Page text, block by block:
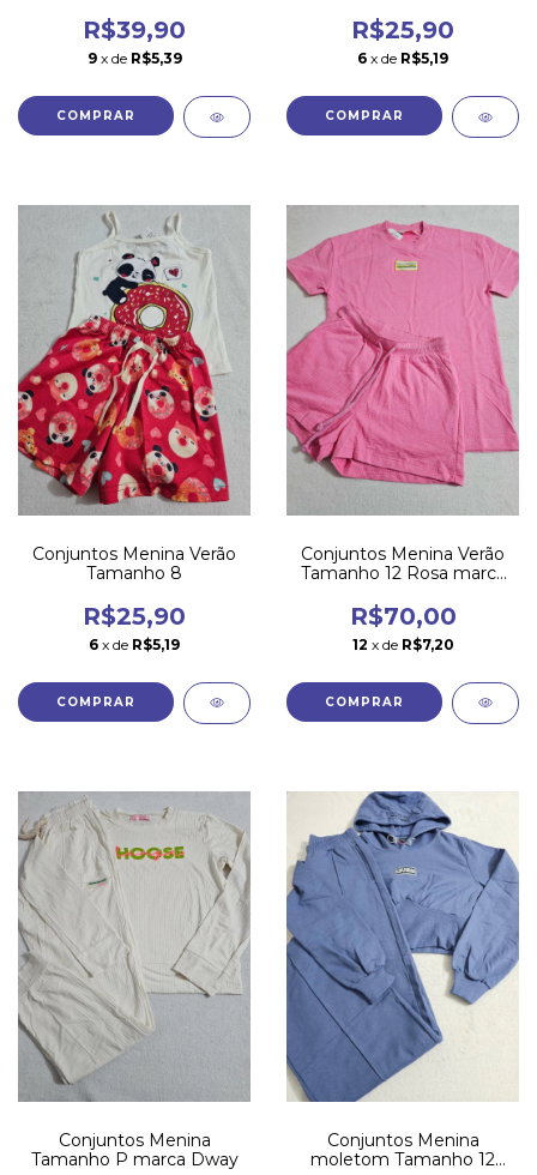
R$39,90
9 x de R$5,39
COMPRAR
R$25,90
6 x de R$5,19
COMPRAR
Conjuntos Menina Verão
Tamanho 8
R$25,90
6 x de R$5,19
COMPRAR
Conjuntos Menina Verão
Tamanho 12 Rosa marca
R$70,00
12 x de R$7,20
COMPRAR
Conjuntos Menina
Tamanho P marca Dway
Conjuntos Menina
moletom Tamanho 12